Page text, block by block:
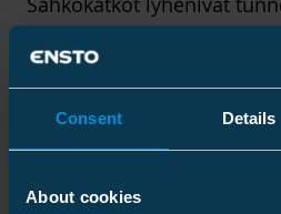
Consent Details
About cookies
Kolun mukaan kyllä
käyttöpaikan
kilometrin pituudelta
900 kilometriä
Lumiset talvet sekä rajut